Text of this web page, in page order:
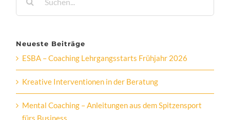
nach:
Neueste Beiträge
ESBA – Coaching Lehrgangsstarts Frühjahr 2026
Kreative Interventionen in der Beratung
Mental Coaching – Anleitungen aus dem Spitzensport
fürs Business